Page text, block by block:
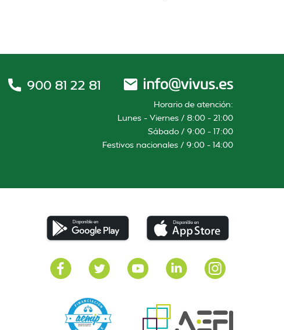
900 81 22 81
Horario de atención:
Lunes – Viernes / 8:00 – 21:00
Sábado / 9:00 – 17:00
Festivos nacionales / 9:00 – 14:00